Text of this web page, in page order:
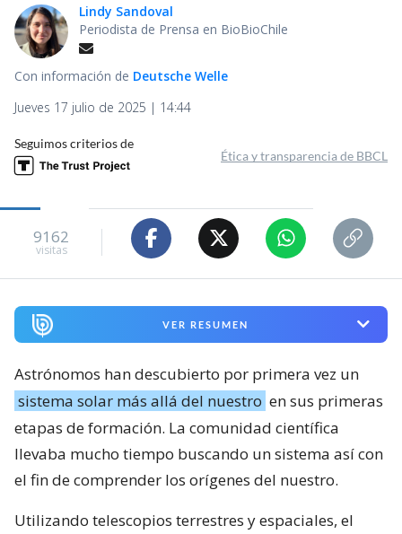
Lindy Sandoval
Periodista de Prensa en BioBioChile
Con información de Deutsche Welle
Jueves 17 julio de 2025 | 14:44
Seguimos criterios de
Ética y transparencia de BBCL
9162
visitas
VER RESUMEN
Astrónomos han descubierto por primera vez un
sistema solar más allá del nuestro en sus primeras
etapas de formación. La comunidad científica
llevaba mucho tiempo buscando un sistema así con
el fin de comprender los orígenes del nuestro.
Utilizando telescopios terrestres y espaciales, el